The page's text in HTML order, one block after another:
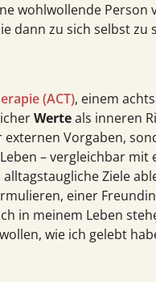
wohlwollende Person
dann zu sich selbst zu
(ACT), einem
Werteals inneren
Vorgaben,
– vergleichbar mit
Ziele
einer
in meinem Leben
wie ich gelebt